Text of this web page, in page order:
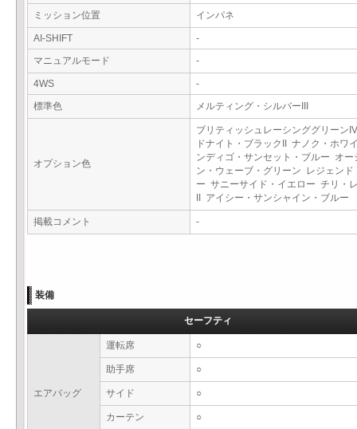
ミッション位置 インパネ
AI-SHIFT
-
マニュアルモード
-
4WS
-
標準色
メルティング・シルバーIII
オプション色
ブリティッシュレーシンググリーン
ドナイト・ブラックII ナノク・ホワ
ンディゴ・サンセット・ブルー オー
ン・ウェーブ・グリーン レジェンド
ー サニーサイド・イエロー チリ・
II アイシー・サンシャイン・ブルー
掲載コメント -
装備
セーフティ
エアバッグ
運転席 ○
助手席 ○
サイド ○
カーテン ○